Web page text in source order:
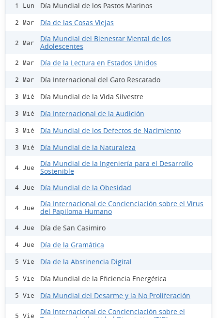
1 Lun Día Mundial de los Pastos Marinos
2 Mar Día de las Cosas Viejas
2 Mar
Día Mundial del Bienestar Mental de los
Adolescentes
2 Mar Día de la Lectura en Estados Unidos
2 Mar Día Internacional del Gato Rescatado
3 Mié Día Mundial de la Vida Silvestre
3 Mié Día Internacional de la Audición
3 Mié Día Mundial de los Defectos de Nacimiento
3 Mié Día Mundial de la Naturaleza
4 Jue
Día Mundial de la Ingeniería para el Desarrollo
Sostenible
4 Jue Día Mundial de la Obesidad
4 Jue
Día Internacional de Concienciación sobre el Virus
del Papiloma Humano
4 Jue Día de San Casimiro
4 Jue Día de la Gramática
5 Vie Día de la Abstinencia Digital
5 Vie Día Mundial de la Eficiencia Energética
5 Vie Día Mundial del Desarme y la No Proliferación
5 Vie
Día Internacional de Concienciación sobre el